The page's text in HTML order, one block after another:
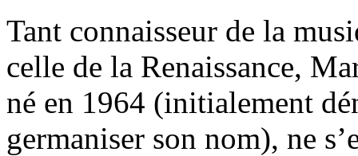
Tant connaisseur de la
celle de la Renaissance,
né en 1964 (initialement
germaniser son nom), ne